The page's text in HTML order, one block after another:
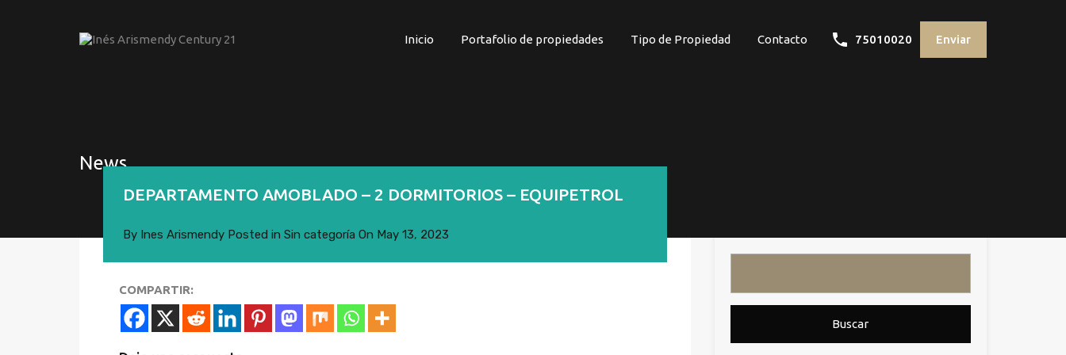
Inicio Portafolio de propiedades Tipo de Propiedad Contacto 75010020 Enviar
News
DEPARTAMENTO AMOBLADO – 2 DORMITORIOS – EQUIPETROL
By Ines Arismendy Posted in Sin categoría On May 13, 2023
COMPARTIR: